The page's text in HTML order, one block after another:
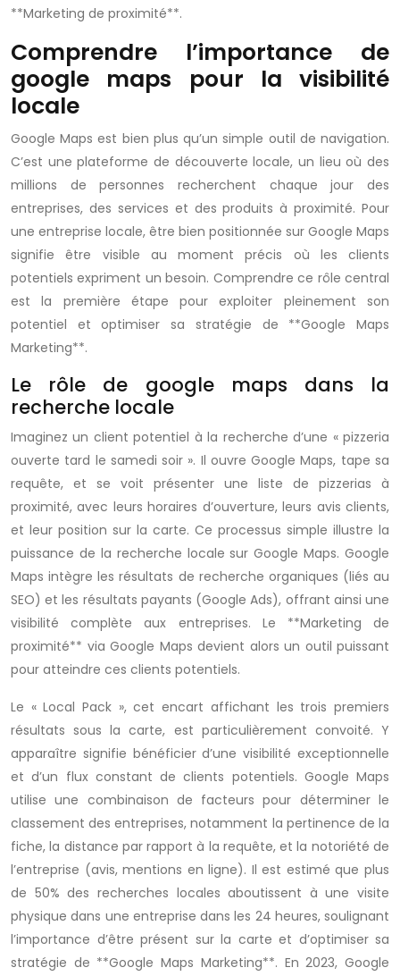
**Marketing de proximité**.
Comprendre l’importance de
google maps pour la visibilité
locale
Google Maps est bien plus qu’un simple outil de navigation.
C’est une plateforme de découverte locale, un lieu où des
millions de personnes recherchent chaque jour des
entreprises, des services et des produits à proximité. Pour
une entreprise locale, être bien positionnée sur Google Maps
signifie être visible au moment précis où les clients
potentiels expriment un besoin. Comprendre ce rôle central
est la première étape pour exploiter pleinement son
potentiel et optimiser sa stratégie de **Google Maps
Marketing**.
Le rôle de google maps dans la
recherche locale
Imaginez un client potentiel à la recherche d’une « pizzeria
ouverte tard le samedi soir ». Il ouvre Google Maps, tape sa
requête, et se voit présenter une liste de pizzerias à
proximité, avec leurs horaires d’ouverture, leurs avis clients,
et leur position sur la carte. Ce processus simple illustre la
puissance de la recherche locale sur Google Maps. Google
Maps intègre les résultats de recherche organiques (liés au
SEO) et les résultats payants (Google Ads), offrant ainsi une
visibilité complète aux entreprises. Le **Marketing de
proximité** via Google Maps devient alors un outil puissant
pour atteindre ces clients potentiels.
Le « Local Pack », cet encart affichant les trois premiers
résultats sous la carte, est particulièrement convoité. Y
apparaître signifie bénéficier d’une visibilité exceptionnelle
et d’un flux constant de clients potentiels. Google Maps
utilise une combinaison de facteurs pour déterminer le
classement des entreprises, notamment la pertinence de la
fiche, la distance par rapport à la requête, et la notoriété de
l’entreprise (avis, mentions en ligne). Il est estimé que plus
de 50% des recherches locales aboutissent à une visite
physique dans une entreprise dans les 24 heures, soulignant
l’importance d’être présent sur la carte et d’optimiser sa
stratégie de **Google Maps Marketing**. En 2023, Google